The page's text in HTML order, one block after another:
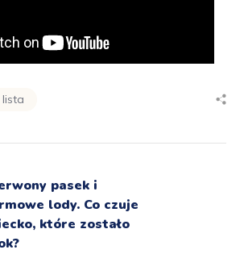
lista
pasek i
lody. Co czuje
które zostało